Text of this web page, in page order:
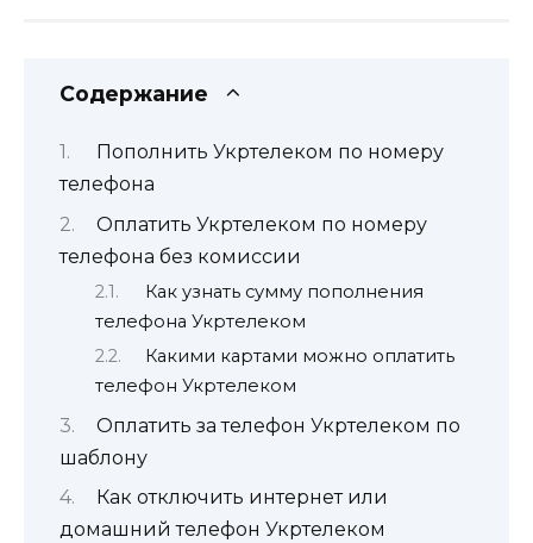
Содержание
Пополнить Укртелеком по номеру
телефона
Оплатить Укртелеком по номеру
телефона без комиссии
Как узнать сумму пополнения
телефона Укртелеком
Какими картами можно оплатить
телефон Укртелеком
Оплатить за телефон Укртелеком по
шаблону
Как отключить интернет или
домашний телефон Укртелеком